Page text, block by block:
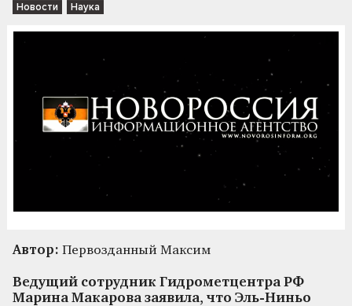
Новости Наука
Автор: Первозданный Максим
Ведущий сотрудник Гидрометцентра РФ
Марина Макарова заявила, что Эль-Ниньо